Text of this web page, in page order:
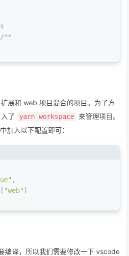
**
展和 web 项目混合的项目。为了方
了
yarn workspace 来管理项目。
中加入以下配置即可：
,
[ "web" ]
编译，所以我们需要修改一下 vscode